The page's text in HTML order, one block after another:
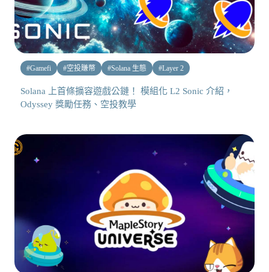
#Gamefi #空投賺幣 #Solana 生態 #Layer 2
Solana 上首條擴容遊戲公鏈！ 模組化 L2 Sonic 介紹，
Odyssey 獎勵任務、空投教學